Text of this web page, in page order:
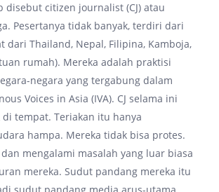
disebut citizen journalist (CJ) atau
Pesertanya tidak banyak, terdiri dari
dari Thailand, Nepal, Filipina, Kamboja,
rumah). Mereka adalah praktisi
negara yang tergabung dalam
Voices in Asia (IVA). CJ selama ini
tempat. Teriakan itu hanya
hampa. Mereka tidak bisa protes.
mengalami masalah yang luar biasa
mereka. Sudut pandang mereka itu